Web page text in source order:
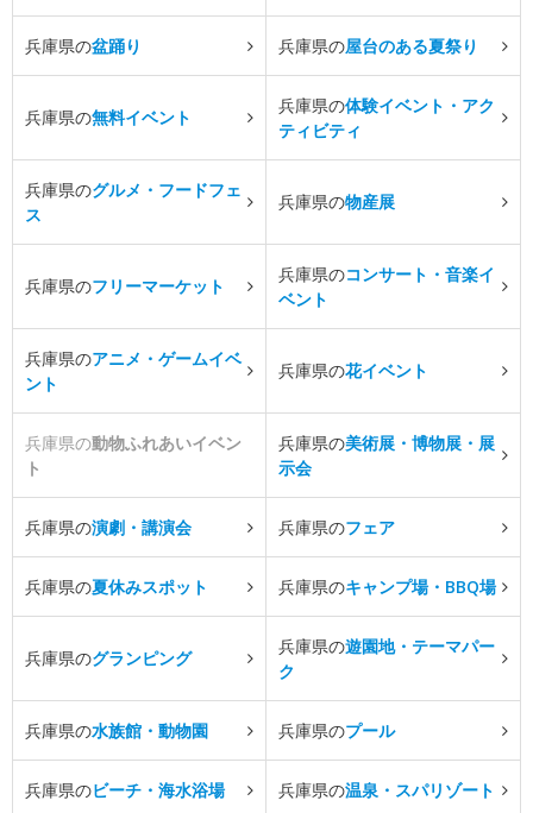
兵庫県の盆踊り 兵庫県の屋台のある夏祭り
兵庫県の無料イベント
兵庫県の体験イベント・アク
ティビティ
兵庫県のグルメ・フードフェ
ス
兵庫県の物産展
兵庫県のフリーマーケット
兵庫県のコンサート・音楽イ
ベント
兵庫県のアニメ・ゲームイベ
ント
兵庫県の花イベント
兵庫県の動物ふれあいイベン
ト
兵庫県の美術展・博物展・展
示会
兵庫県の演劇・講演会 兵庫県のフェア
兵庫県の夏休みスポット 兵庫県のキャンプ場・BBQ場
兵庫県のグランピング
兵庫県の遊園地・テーマパー
ク
兵庫県の水族館・動物園 兵庫県のプール
兵庫県のビーチ・海水浴場 兵庫県の温泉・スパリゾート